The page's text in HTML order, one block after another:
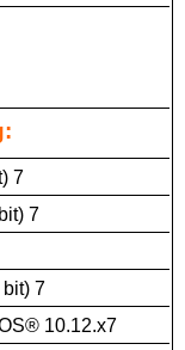
7
7
7
10.12.x7